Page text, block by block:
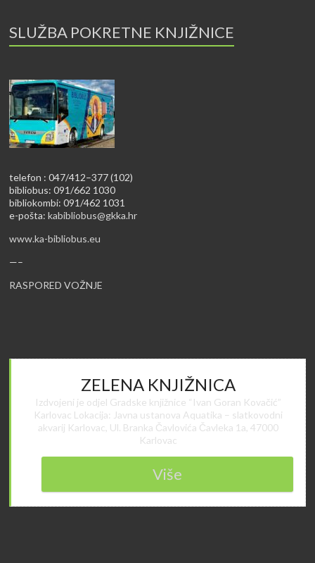
SLUŽBA POKRETNE KNJIŽNICE
telefon : 047/412–377 (102)
bibliobus: 091/662 1030
bibliokombi: 091/462 1031
e-pošta:kabibliobus@gkka.hr
www.ka-bibliobus.eu
—–
RASPORED VOŽNJE
ZELENA KNJIŽNICA
Izdvojeni je odjel Gradske knjižnice “Ivan Goran Kovačić”
Karlovac Lokacija: Javna ustanova Aquatika – slatkovodni
akvarij Karlovac, Ul. Branka Čavlovića Čavleka 1a, 47000
Karlovac
Više